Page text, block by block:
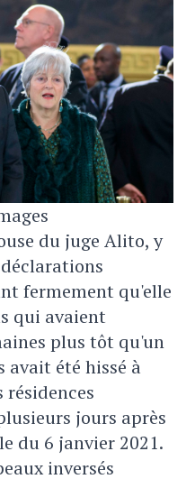
du juge Alito, y
fermement qu'elle
qui avaient
plus tôt qu'un
avait été hissé à
résidences
jours après
du 6 janvier 2021.
inversés